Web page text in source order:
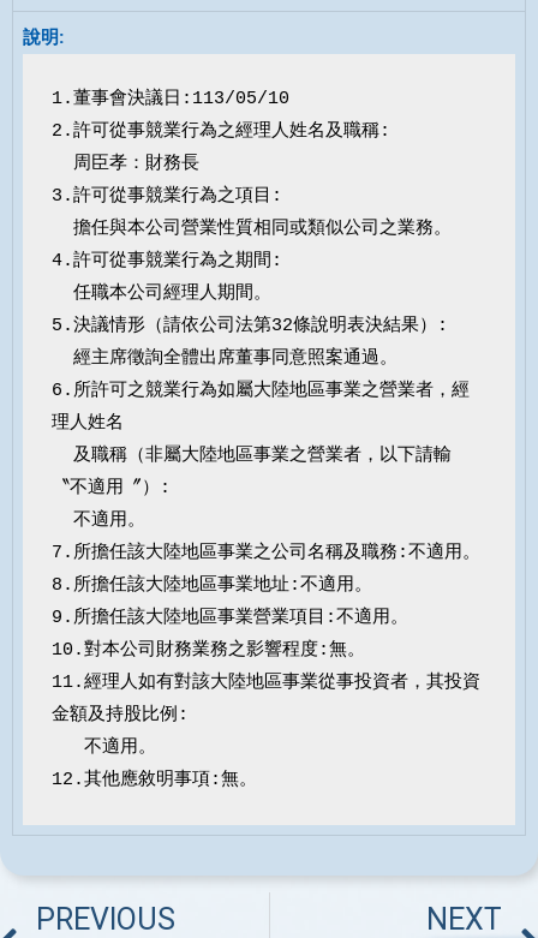
1.董事會決議日:113/05/10
2.許可從事競業行為之經理人姓名及職稱:
3.許可從事競業行為之項目:
4.許可從事競業行為之期間:
5.決議情形（請依公司法第32條說明表決結果）:
6.所許可之競業行為如屬大陸地區事業之營業者，經
理人姓名
〝不適用〞）:
7.所擔任該大陸地區事業之公司名稱及職務:不適用。
8.所擔任該大陸地區事業地址:不適用。
9.所擔任該大陸地區事業營業項目:不適用。
10.對本公司財務業務之影響程度:無。
11.經理人如有對該大陸地區事業從事投資者，其投資
金額及持股比例:
12.其他應敘明事項:無。
PREVIOUS NEXT